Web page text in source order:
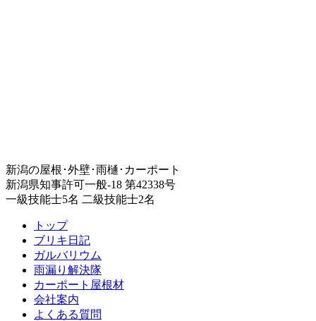
新潟の屋根･外壁･雨樋･カーポート
新潟県知事許可一般-18 第42338号
一級技能士5名 二級技能士2名
トップ
ブリキ日記
ガルバリウム
雨漏り解決隊
カーポート屋根材
会社案内
よくある質問